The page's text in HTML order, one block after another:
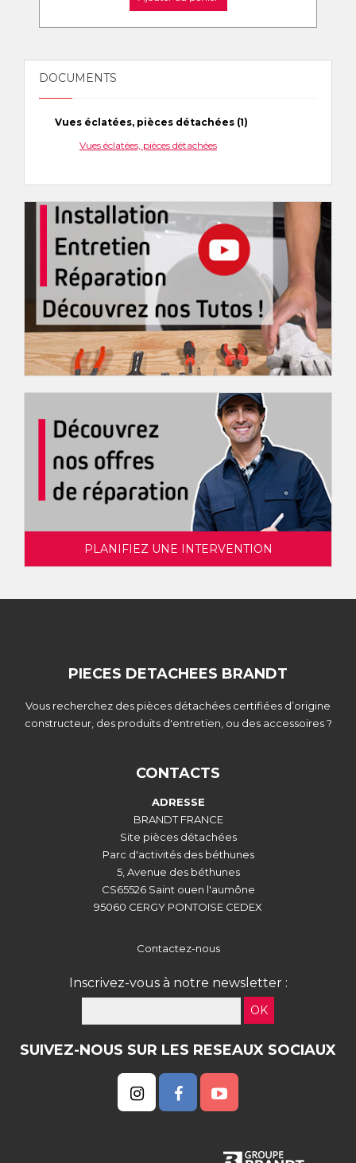
DOCUMENTS
Vues éclatées, pièces détachées (1)
Vues éclatées, pièces détachées
PLANIFIEZ UNE INTERVENTION
PIECES DETACHEES BRANDT
Vous recherchez des pièces détachées certifiées d’origine
constructeur, des produits d'entretien, ou des accessoires ?
CONTACTS
ADRESSE
BRANDT FRANCE
Site pièces détachées
Parc d'activités des béthunes
5, Avenue des béthunes
CS65526 Saint ouen l'aumône
95060 CERGY PONTOISE CEDEX
Contactez-nous
Inscrivez-vous à notre newsletter :
OK
SUIVEZ-NOUS SUR LES RESEAUX SOCIAUX